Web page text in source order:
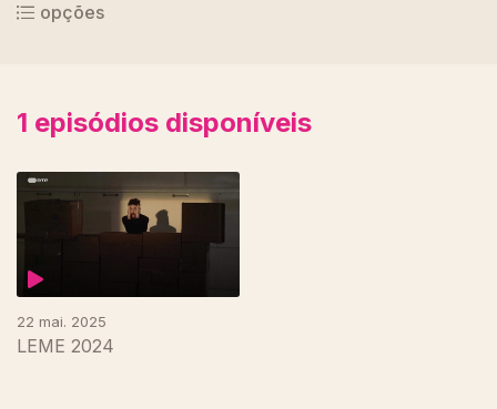
opções
1 episódios disponíveis
22 mai. 2025
LEME 2024
852117